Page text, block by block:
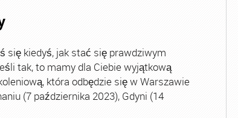
się kiedyś, jak stać się prawdziwym
tak, to mamy dla Ciebie wyjątkową
która odbędzie się w Warszawie
(7 października 2023), Gdyni (14